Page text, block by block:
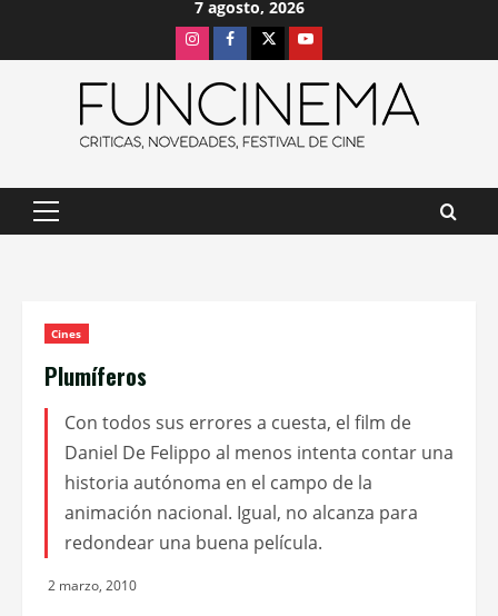
7 agosto, 2026
InstagramFacebook
X Youtube
Menú
Cines
Plumíferos
Con todos sus errores a cuesta, el film de
Daniel De Felippo al menos intenta contar una
historia autónoma en el campo de la
animación nacional. Igual, no alcanza para
redondear una buena película.
2 marzo, 2010